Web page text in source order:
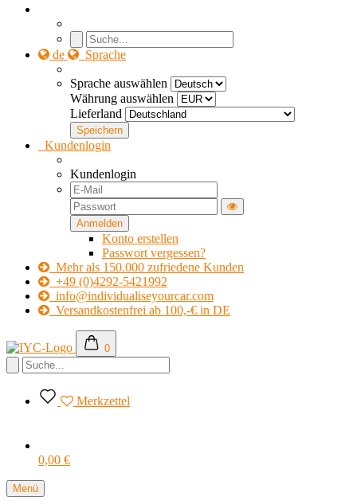
de Sprache
Sprache auswählen
Währung auswählen
Lieferland
Kundenlogin
Kundenlogin
Konto erstellen
Passwort vergessen?
Mehr als 150.000 zufriedene Kunden
+49 (0)4292-5421992
info@individualiseyourcar.com
Versandkostenfrei ab 100,-€ in DE
0
Merkzettel
0,00 €
Menü